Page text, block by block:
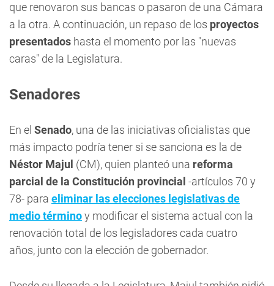
que renovaron sus bancas o pasaron de una Cámara
a la otra. A continuación, un repaso de los proyectos
presentados hasta el momento por las "nuevas
caras" de la Legislatura.
Senadores
En el Senado, una de las iniciativas oficialistas que
más impacto podría tener si se sanciona es la de
Néstor Majul (CM), quien planteó una reforma
parcial de la Constitución provincial -artículos 70 y
78- para eliminar las elecciones legislativas de
medio términoy modificar el sistema actual con la
renovación total de los legisladores cada cuatro
años, junto con la elección de gobernador.